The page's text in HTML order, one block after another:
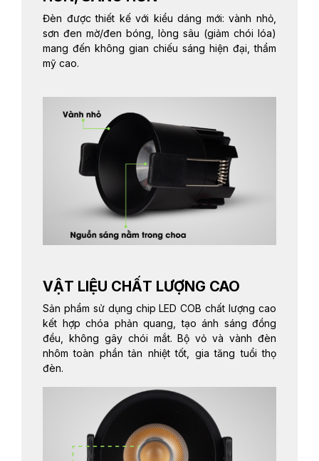
Đèn được thiết kế với kiểu dáng mới: vành nhỏ,
sơn đen mờ/đen bóng, lòng sâu (giảm chói lóa)
mang đến không gian chiếu sáng hiện đại, thẩm
mỹ cao.
VẬT LIỆU CHẤT LƯỢNG CAO
Sản phẩm sử dụng chip LED COB chất lượng cao
kết hợp chóa phản quang, tạo ánh sáng đồng
đều, không gây chói mắt. Bộ vỏ và vành đèn
nhôm toàn phần tản nhiệt tốt, gia tăng tuổi thọ
đèn.